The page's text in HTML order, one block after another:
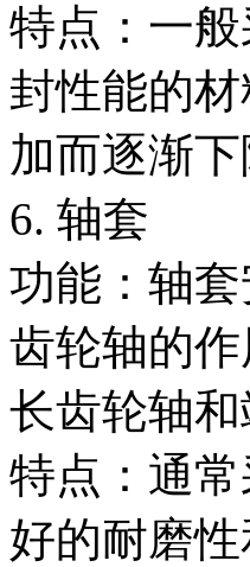
特点：一
封性能的
加而逐渐
6. 轴套
功能：轴
齿轮轴的
长齿轮轴
特点：通
好的耐磨